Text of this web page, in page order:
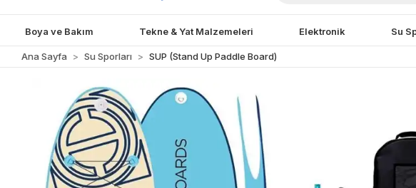
Boya ve Bakım Tekne & Yat Malzemeleri Elektronik Su
Ana Sayfa Su Sporları SUP (Stand Up Paddle Board)